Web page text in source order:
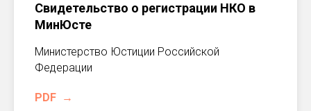
Свидетельство о регистрации НКО в
МинЮсте
Министерство Юстиции Российской
Федерации
PDF